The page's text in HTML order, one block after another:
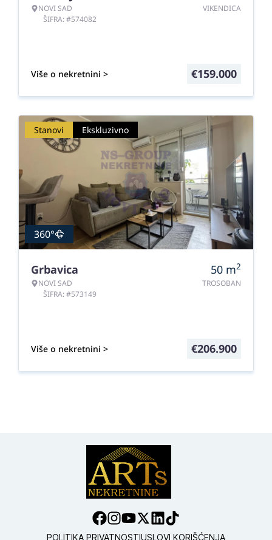
NOVI SAD
ŠIFRA: #574082
VIKENDICA
Više o nekretnini > €159.000
Stanovi Ekskluzivno
360°
Grbavica
NOVI SAD
ŠIFRA: #573149
50 m2
TROSOBAN
Više o nekretnini > €206.900
POLITIKA PRIVATNOSTIUSLOVI KORIŠĆENJA